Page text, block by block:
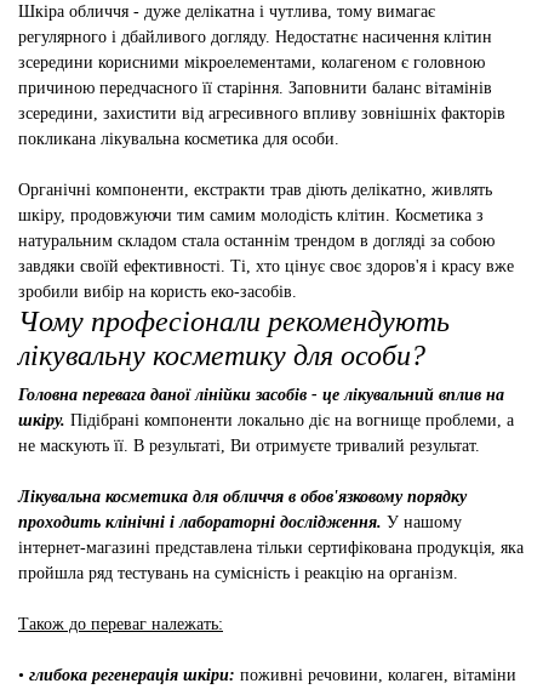
Шкіра обличчя - дуже делікатна і чутлива, тому вимагає
регулярного і дбайливого догляду. Недостатнє насичення клітин
зсередини корисними мікроелементами, колагеном є головною
причиною передчасного її старіння. Заповнити баланс вітамінів
зсередини, захистити від агресивного впливу зовнішніх факторів
покликана лікувальна косметика для особи.
Органічні компоненти, екстракти трав діють делікатно, живлять
шкіру, продовжуючи тим самим молодість клітин. Косметика з
натуральним складом стала останнім трендом в догляді за собою
завдяки своїй ефективності. Ті, хто цінує своє здоров'я і красу вже
зробили вибір на користь еко-засобів.
Чому професіонали рекомендують
лікувальну косметику для особи?
Головна перевага даної лінійки засобів - це лікувальний вплив на
шкіру. Підібрані компоненти локально діє на вогнище проблеми, а
не маскують її. В результаті, Ви отримуєте тривалий результат.
Лікувальна косметика для обличчя в обов'язковому порядку
проходить клінічні і лабораторні дослідження. У нашому
інтернет-магазині представлена ​​тільки сертифікована продукція, яка
пройшла ряд тестувань на сумісність і реакцію на організм.
Також до переваг належать:
• глибока регенерація шкіри: поживні речовини, колаген, вітаміни